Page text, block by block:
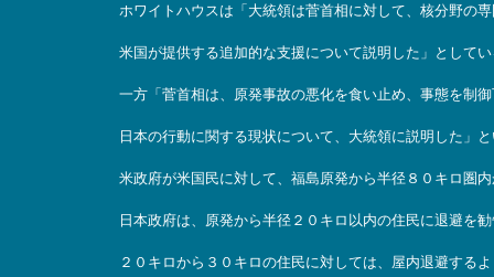
ホワイトハウスは「大統領は菅首相に対して、核分野の
米国が提供する追加的な支援について説明した」として
一方「菅首相は、原発事故の悪化を食い止め、事態を制
日本の行動に関する現状について、大統領に説明した」
米政府が米国民に対して、福島原発から半径８０キロ圏
日本政府は、原発から半径２０キロ以内の住民に退避を
２０キロから３０キロの住民に対しては、屋内退避する